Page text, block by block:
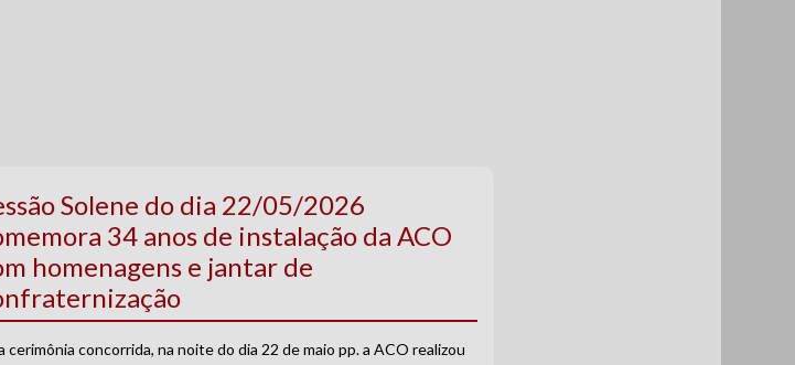
Solene do dia 22/05/2026
34 anos de instalação da ACO
homenagens e jantar de
cerimônia concorrida, na noite do dia 22 de maio pp. a ACO realizou